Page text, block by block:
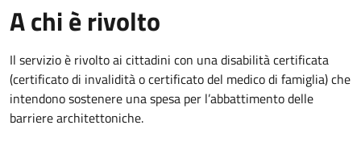
A chi è rivolto
Il servizio è rivolto ai cittadini con una disabilità certificata
(certificato di invalidità o certificato del medico di famiglia) che
intendono sostenere una spesa per l’abbattimento delle
barriere architettoniche.